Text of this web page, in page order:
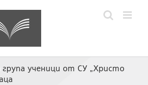
ученици от СУ „Христо